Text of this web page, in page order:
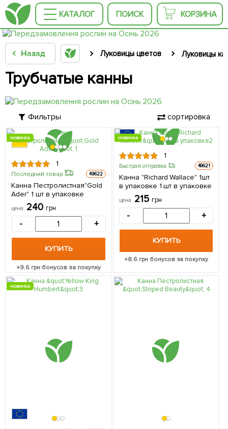
КАТАЛОГ ПОИСК КОРЗИНА
Назад Луковицы цветов Луковицы
Трубчатые канны
Фильтры сортировка
НОВИНКА
1
Последний товар 49622
Канна Пестролистная"Gold
Ader" 1 шт в упаковке
цена 240 грн
- +
КУПИТЬ
+9.6 грн бонусов за покупку
НОВИНКА
1
Быстрая отправка 49621
Канна "Richard Wallace" 1шт
в упаковке 1 шт в упаковке
цена 215 грн
- +
КУПИТЬ
+8.6грн бонусов за покупку
НОВИНКА